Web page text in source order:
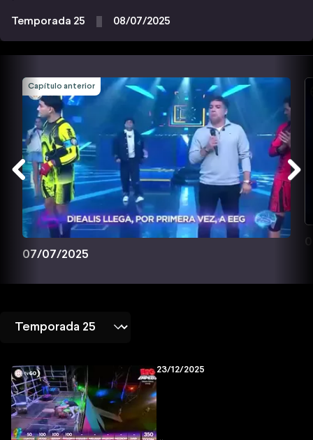
Temporada 25 08/07/2025
Capítulo anterior
07/07/2025
23/12/2025